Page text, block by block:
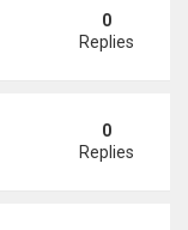
0
Replies
mẹ chồng cũ
0
Replies